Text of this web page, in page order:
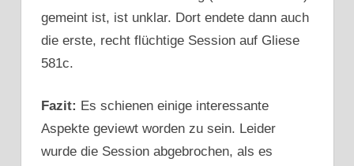
gemeint ist, ist unklar. Dort endete dann auch
die erste, recht flüchtige Session auf Gliese
581c.
Fazit: Es schienen einige interessante
Aspekte geviewt worden zu sein. Leider
wurde die Session abgebrochen, als es